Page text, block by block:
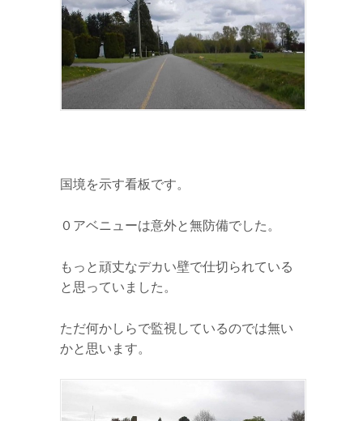
国境を示す看板です。
０アベニューは意外と無防備でした。
もっと頑丈なデカい壁で仕切られている
と思っていました。
ただ何かしらで監視しているのでは無い
かと思います。